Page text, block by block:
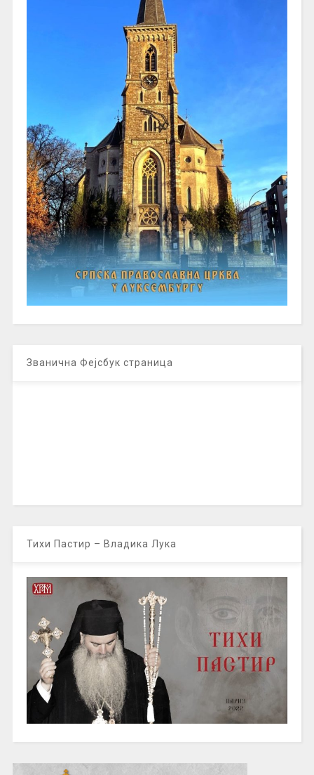
Званична Фејсбук страница
Тихи Пастир – Владика Лука